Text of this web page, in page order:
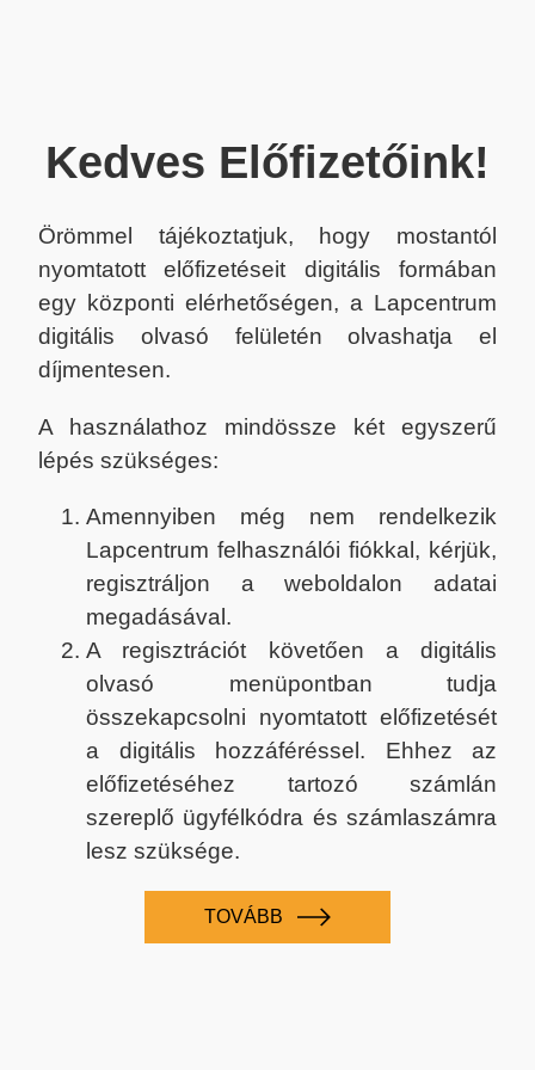
Kedves Előfizetőink!
Örömmel tájékoztatjuk, hogy mostantól
nyomtatott előfizetéseit digitális formában
egy központi elérhetőségen, a Lapcentrum
digitális olvasó felületén olvashatja el
díjmentesen.
A használathoz mindössze két egyszerű
lépés szükséges:
Amennyiben még nem rendelkezik
Lapcentrum felhasználói fiókkal, kérjük,
regisztráljon a weboldalon adatai
megadásával.
A regisztrációt követően a digitális
olvasó menüpontban tudja
összekapcsolni nyomtatott előfizetését
a digitális hozzáféréssel. Ehhez az
előfizetéséhez tartozó számlán
szereplő ügyfélkódra és számlaszámra
lesz szüksége.
TOVÁBB